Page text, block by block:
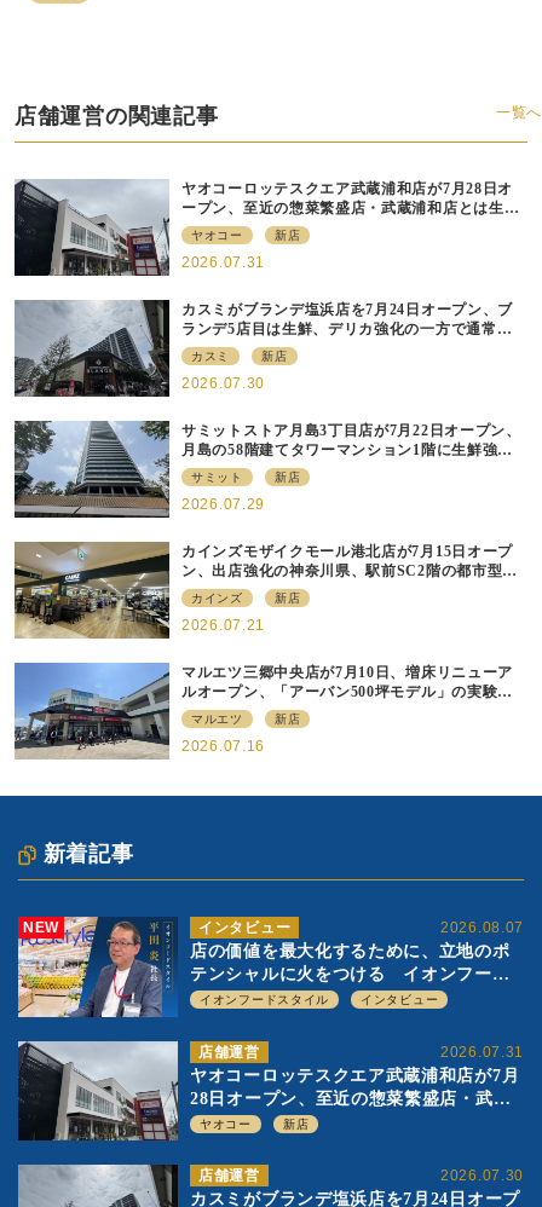
新着記事
NEW 2026.08.07
インタビュー
店の価値を最大化するために、立地のポ
テンシャルに火をつける イオンフード
スタイル 平田 炎社長
イオンフードスタイル インタビュー
2026.07.31
店舗運営
ヤオコーロッテスクエア武蔵浦和店が7月
28日オープン、至近の惣菜繁盛店・武蔵
浦和店とは生鮮強化、ですみ分け
ヤオコー 新店
2026.07.30
店舗運営
カスミがブランデ塩浜店を7月24日オープ
店舗運営の関連記事 一覧へ
ヤオコーロッテスクエア武蔵浦和店が7月28日オ
ープン、至近の惣菜繁盛店・武蔵浦和店とは生鮮
強化、ですみ分け
ヤオコー 新店
2026.07.31
カスミがブランデ塩浜店を7月24日オープン、ブ
ランデ5店目は生鮮、デリカ強化の一方で通常店
の要素も取り入れ
カスミ 新店
2026.07.30
サミットストア月島3丁目店が7月22日オープン、
月島の58階建てタワーマンション1階に生鮮強化
の小商圏型店を出店
サミット 新店
2026.07.29
カインズモザイクモール港北店が7月15日オープ
ン、出店強化の神奈川県、駅前SC2階の都市型小
型店
カインズ 新店
2026.07.21
マルエツ三郷中央店が7月10日、増床リニューア
ルオープン、「アーバン500坪モデル」の実験を
集大成、駅前立地受け、寿司を象徴に
マルエツ 新店
2026.07.16